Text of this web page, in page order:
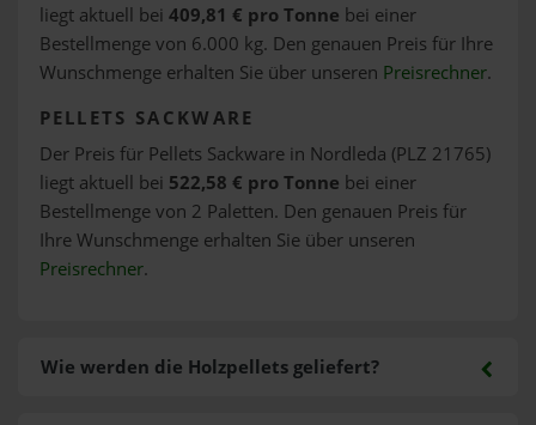
liegt aktuell bei 409,81 € pro Tonne bei einer
Bestellmenge von 6.000 kg. Den genauen Preis für Ihre
Wunschmenge erhalten Sie über unseren Preisrechner.
PELLETS SACKWARE
Der Preis für Pellets Sackware in Nordleda (PLZ 21765)
liegt aktuell bei 522,58 € pro Tonne bei einer
Bestellmenge von 2 Paletten. Den genauen Preis für
Ihre Wunschmenge erhalten Sie über unseren
Preisrechner.
Wie werden die Holzpellets geliefert?